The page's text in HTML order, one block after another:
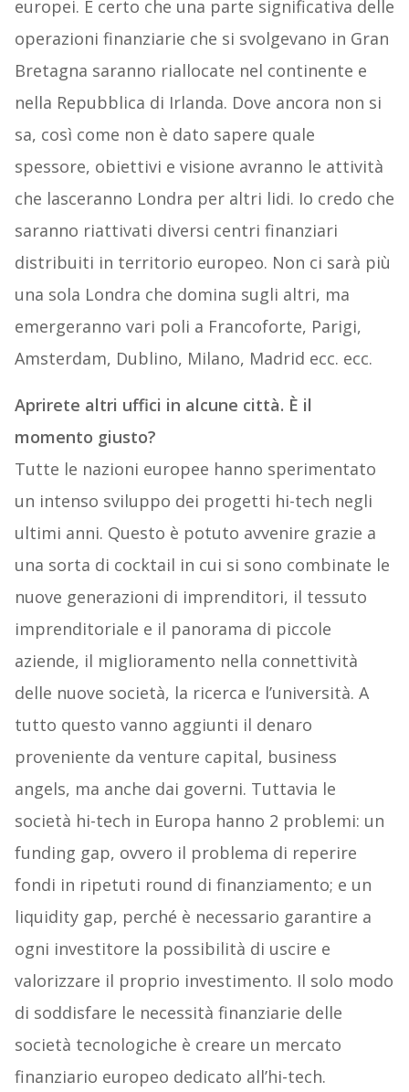
europei. È certo che una parte significativa delle
operazioni finanziarie che si svolgevano in Gran
Bretagna saranno riallocate nel continente e
nella Repubblica di Irlanda. Dove ancora non si
sa, così come non è dato sapere quale
spessore, obiettivi e visione avranno le attività
che lasceranno Londra per altri lidi. Io credo che
saranno riattivati diversi centri finanziari
distribuiti in territorio europeo. Non ci sarà più
una sola Londra che domina sugli altri, ma
emergeranno vari poli a Francoforte, Parigi,
Amsterdam, Dublino, Milano, Madrid ecc. ecc.
Aprirete altri uffici in alcune città. È il
momento giusto?
Tutte le nazioni europee hanno sperimentato
un intenso sviluppo dei progetti hi-tech negli
ultimi anni. Questo è potuto avvenire grazie a
una sorta di cocktail in cui si sono combinate le
nuove generazioni di imprenditori, il tessuto
imprenditoriale e il panorama di piccole
aziende, il miglioramento nella connettività
delle nuove società, la ricerca e l’università. A
tutto questo vanno aggiunti il denaro
proveniente da venture capital, business
angels, ma anche dai governi. Tuttavia le
società hi-tech in Europa hanno 2 problemi: un
funding gap, ovvero il problema di reperire
fondi in ripetuti round di finanziamento; e un
liquidity gap, perché è necessario garantire a
ogni investitore la possibilità di uscire e
valorizzare il proprio investimento. Il solo modo
di soddisfare le necessità finanziarie delle
società tecnologiche è creare un mercato
finanziario europeo dedicato all’hi-tech.